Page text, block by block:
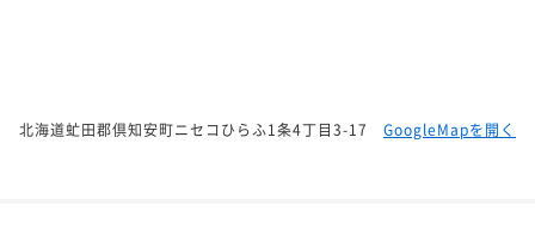
北海道虻田郡倶知安町ニセコひらふ1条4丁目3-17 GoogleMapを開く